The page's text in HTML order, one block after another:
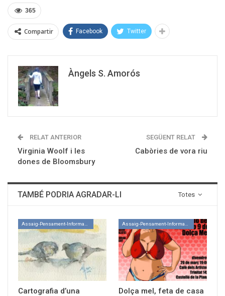
365
Compartir Facebook Twitter
Àngels S. Amorós
RELAT ANTERIOR
Virginia Woolf i les
dones de Bloomsbury
SEGÜENT RELAT
Cabòries de vora riu
Totes
TAMBÉ PODRIA AGRADAR-LI
Cartografia d’una
Dolça mel, feta de casa